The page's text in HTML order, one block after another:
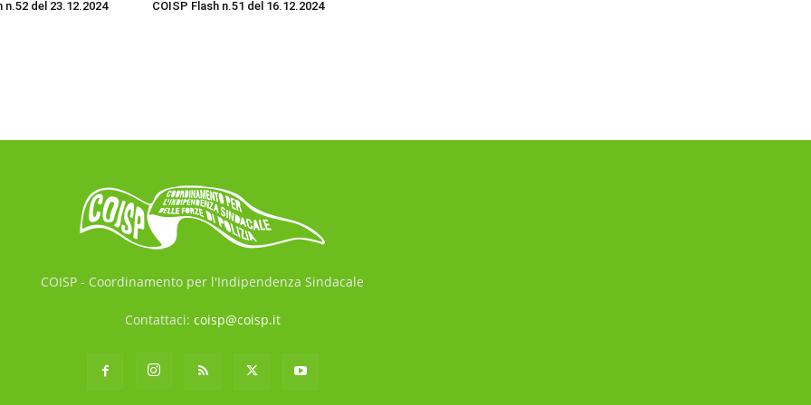
n.52 del 23.12.2024 COISP Flash n.51 del 16.12.2024
COISP - Coordinamento per l'Indipendenza Sindacale
Contattaci: coisp@coisp.it